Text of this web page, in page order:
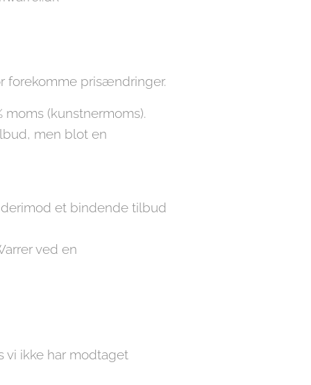
forekomme prisændringer.
(kunstnermoms).
men blot en
et bindende tilbud
ved en
vi ikke har modtaget